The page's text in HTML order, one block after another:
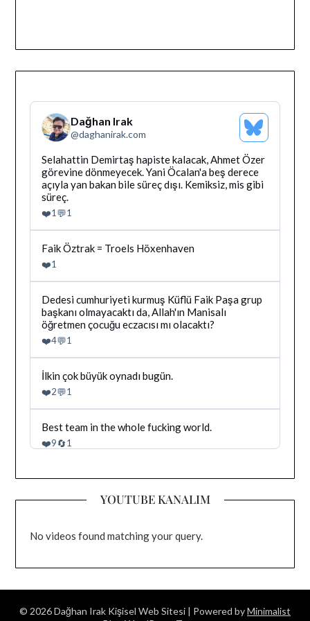
Dağhan Irak
@daghanirak.com
Bluesky
Profilini
Gor
Bluesky'da
Dağhan
Irak
tarafindan
yazilan
gonderiyi
goruntule
Selahattin Demirtaş hapiste kalacak, Ahmet Özer
görevine dönmeyecek. Yani Öcalan'a beş derece
açıyla yan bakan bile süreç dışı. Kemiksiz, mis gibi
süreç.
❤️1💬1
Bluesky'da
Dağhan
Irak
tarafindan
yazilan
gonderiyi
goruntule
Faik Öztrak = Troels Höxenhaven
❤️1
Bluesky'da
Dağhan
Irak
tarafindan
yazilan
gonderiyi
goruntule
Dedesi cumhuriyeti kurmuş Küflü Faik Paşa grup
başkanı olmayacaktı da, Allah'ın Manisalı
öğretmen çocuğu eczacısı mı olacaktı?
❤️4💬1
Bluesky'da
Dağhan
Irak
tarafindan
yazilan
gonderiyi
goruntule
İlkin çok büyük oynadı bugün.
❤️2💬1
Bluesky'da
Dağhan
Irak
yazilan
goruntule
Best team in the whole fucking world.
❤️9🔄1
YOUTUBE KANALIM
No videos found matching your query.
© 2026 Dağhan Irak Kişisel Web Sitesi | Powered byMinimalist